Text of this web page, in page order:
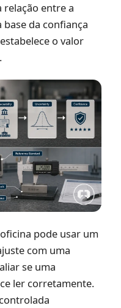
relação entre a
da confiança
o valor
pode usar um
com uma
se uma
ler corretamente.